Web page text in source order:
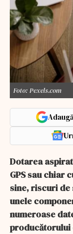
Foto: Pexels.com
Dotarea
GPS sau chiar
sine, riscuri
unele
numeroase
producătorului